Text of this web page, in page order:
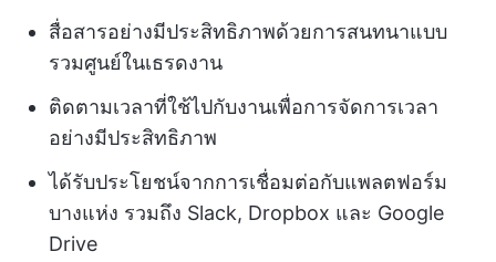
สื่อสารอย่างมีประสิทธิภาพด้วยการสนทนาแบบ
รวมศูนย์ในเธรดงาน
ติดตามเวลาที่ใช้ไปกับงานเพื่อการจัดการเวลา
อย่างมีประสิทธิภาพ
ได้รับประโยชน์จากการเชื่อมต่อกับแพลตฟอร์ม
บางแห่ง รวมถึง Slack, Dropbox และ Google
Drive